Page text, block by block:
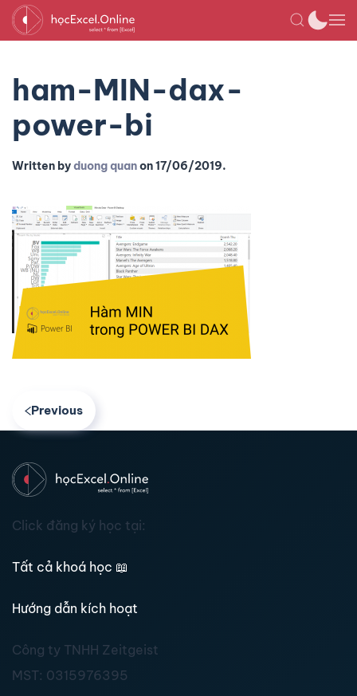
ham-MIN-dax-
power-bi
Written byduong quanon17/06/2019.
Previous
Click đăng ký học tại:
Tất cả khoá học 📖
Hướng dẫn kích hoạt
Công ty TNHH Zeitgeist
MST: 0315976395